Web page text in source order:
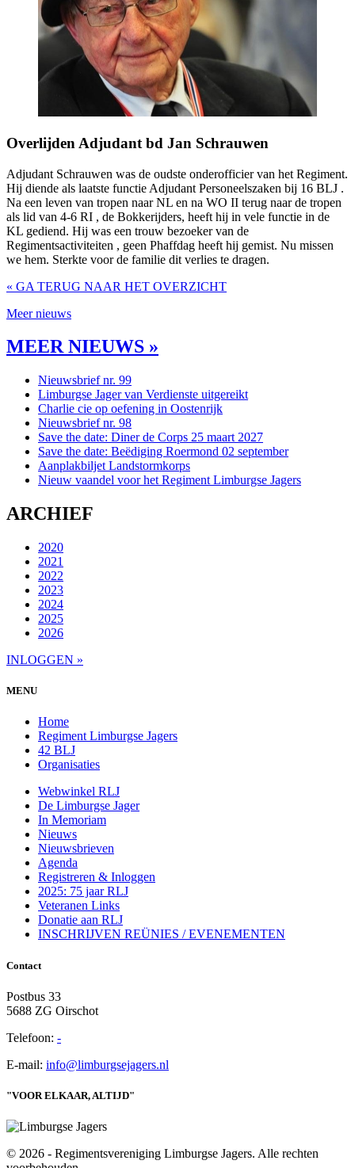
Overlijden Adjudant bd Jan Schrauwen
Adjudant Schrauwen was de oudste onderofficier van het Regiment.
Hij diende als laatste functie Adjudant Personeelszaken bij 16 BLJ .
Na een leven van tropen naar NL en na WO II terug naar de tropen
als lid van 4-6 RI , de Bokkerijders, heeft hij in vele functie in de
KL gediend. Hij was een trouw bezoeker van de
Regimentsactiviteiten , geen Phaffdag heeft hij gemist. Nu missen
we hem. Sterkte voor de familie dit verlies te dragen.
« GA TERUG NAAR HET OVERZICHT
Meer nieuws
MEER NIEUWS »
Nieuwsbrief nr. 99
Limburgse Jager van Verdienste uitgereikt
Charlie cie op oefening in Oostenrijk
Nieuwsbrief nr. 98
Save the date: Diner de Corps 25 maart 2027
Save the date: Beëdiging Roermond 02 september
Aanplakbiljet Landstormkorps
Nieuw vaandel voor het Regiment Limburgse Jagers
ARCHIEF
2020
2021
2022
2023
2024
2025
2026
INLOGGEN »
MENU
Home
Regiment Limburgse Jagers
42 BLJ
Organisaties
Webwinkel RLJ
De Limburgse Jager
In Memoriam
Nieuws
Nieuwsbrieven
Agenda
Registreren & Inloggen
2025: 75 jaar RLJ
Veteranen Links
Donatie aan RLJ
INSCHRIJVEN REÜNIES / EVENEMENTEN
Contact
Postbus 33
5688 ZG Oirschot
Telefoon: -
E-mail: info@limburgsejagers.nl
"VOOR ELKAAR, ALTIJD"
© 2026 - Regimentsvereniging Limburgse Jagers. Alle rechten